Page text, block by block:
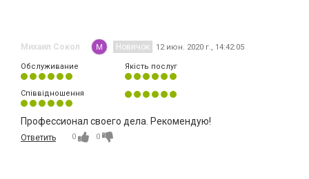
Михаил Сокол Новичок 12 июн. 2020 г., 14:42:05
Обслуживание Якість послуг
Співвідношення
Профессионал своего дела. Рекомендую!
Ответить 0 0